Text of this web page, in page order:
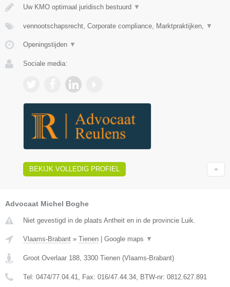
Uw KMO optimaal juridisch bestuurd ▼
vennootschapsrecht, Corporate compliance, Marktpraktijken, ▼
Openingstijden ▼
Sociale media:
BEKIJK VOLLEDIG PROFIEL
Advocaat Michel Boghe
Niet gevestigd in de plaats Antheit en in de provincie Luik.
Vlaams-Brabant » Tienen Google maps ▼
Groot Overlaar 188, 3300 Tienen (Vlaams-Brabant)
Tel: 0474/77.04.41, Fax: 016/47.44.34, BTW-nr: ​0812.627.891